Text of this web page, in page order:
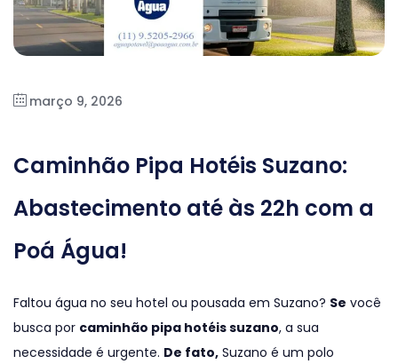
março 9, 2026
Caminhão Pipa Hotéis Suzano:
Abastecimento até às 22h com a
Poá Água!
Faltou água no seu hotel ou pousada em Suzano? Se você
busca por caminhão pipa hotéis suzano, a sua
necessidade é urgente. De fato, Suzano é um polo